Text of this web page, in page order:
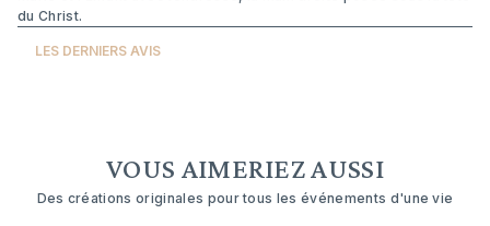
du Christ.
LES DERNIERS AVIS
VOUS AIMERIEZ AUSSI
Des créations originales pour tous les événements d'une vie